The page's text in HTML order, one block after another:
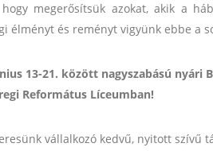
hogy megerősítsük azokat, akik a
élményt és reményt vigyünk ebbe a
13-21. között nagyszabású nyári
Református Líceumban!
vállalkozó kedvű, nyitott szívű